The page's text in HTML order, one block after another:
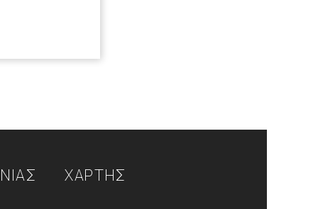
ΧΑΡΤΗΣ